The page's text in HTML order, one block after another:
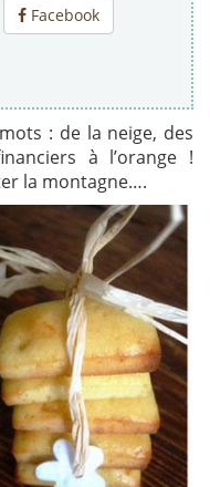
Facebook
: de la neige, des
à l’orange !
la montagne….